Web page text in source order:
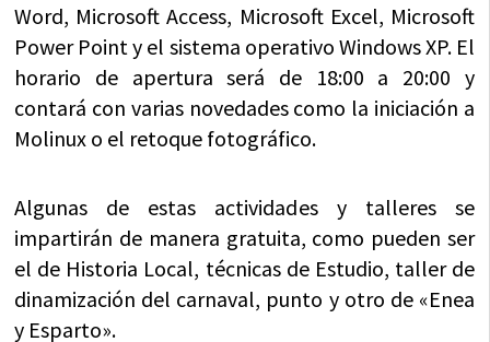
Word, Microsoft Access, Microsoft Excel, Microsoft
Power Point y el sistema operativo Windows XP. El
horario de apertura será de 18:00 a 20:00 y
contará con varias novedades como la iniciación a
Molinux o el retoque fotográfico.
Algunas de estas actividades y talleres se
impartirán de manera gratuita, como pueden ser
el de Historia Local, técnicas de Estudio, taller de
dinamización del carnaval, punto y otro de «Enea
y Esparto».